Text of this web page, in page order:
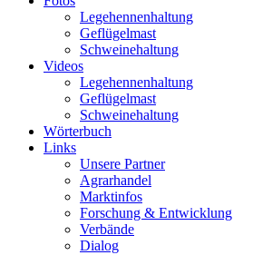
Legehennenhaltung
Geflügelmast
Schweinehaltung
Videos
Legehennenhaltung
Geflügelmast
Schweinehaltung
Wörterbuch
Links
Unsere Partner
Agrarhandel
Marktinfos
Forschung & Entwicklung
Verbände
Dialog